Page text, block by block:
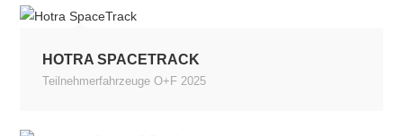
HOTRA SPACETRACK
Teilnehmerfahrzeuge O+F 2025